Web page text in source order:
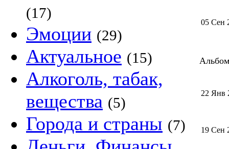
(17)
Эмоции (29)
Актуальное (15)
Алкоголь, табак,
вещества (5)
Города и страны (7)
05 Сен
22 Янв
19 Сен